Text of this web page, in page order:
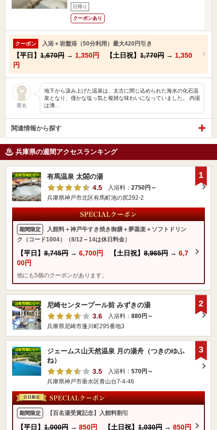
日帰り
クーポンあり
クーポン 入浴＋岩盤浴（50分利用）最大420円引き
【平日】 1,670円 → 1,350円 【土日祝】 1,770円 → 1,350
円
匿名
地下から汲み上げた温泉は、太古に閉じ込められた海水の化石温
泉となり、僅かな塩っ気と複雑な味わいになっていました。 内湯
は沸…
関連情報から探す
兵庫県の週間アクセスランキング
有馬温泉 太閤の湯
4.5
入浴料： 2750円～
兵庫県神戸市北区有馬町池の尻292-2
期間限定
入館料＋神戸牛すき焼き御膳＋夢蒸楽＋ソフトドリン
ク（コード1004）（8/12～14は休日料金）
【平日】 8,745円 → 6,700円 【土日祝】 8,965円 → 6,7
00円
他にも5個のクーポンがあります。
1
尼崎センタープール前 みずきの湯
3.6
入浴料： 880円～
兵庫県尼崎市蓬川町295番地3
2
ジェームス山天然温泉 月の湯舟（つきのゆふ
ね）
3.5
入浴料： 570円～
兵庫県神戸市垂水区青山台7-4-46
期間限定 【百名湯受賞記念】入館料割引
【平日】 1,000円 → 850円 【土日祝】 1,030円 → 850円
3